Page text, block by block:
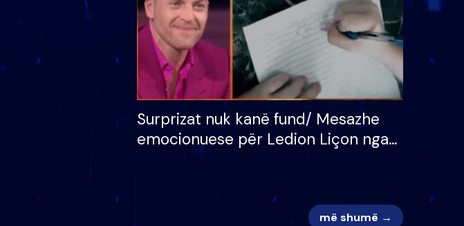
Surprizat nuk kanë fund/ Mesazhe
emocionuese për Ledion Liçon nga
nëna dhe fëmijët e tij, moderatori
më shumë →